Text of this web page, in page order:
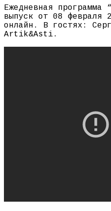
Ежедневная программа
выпуск от 08 февраля
онлайн. В гостях:
Artik&Asti.